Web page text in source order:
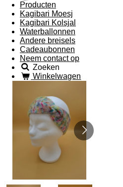
Producten
Kagibari Moesj
Kagibari Kolsjal
Waterballonnen
Andere breisels
Cadeaubonnen
Neem contact op
Zoeken
Winkelwagen